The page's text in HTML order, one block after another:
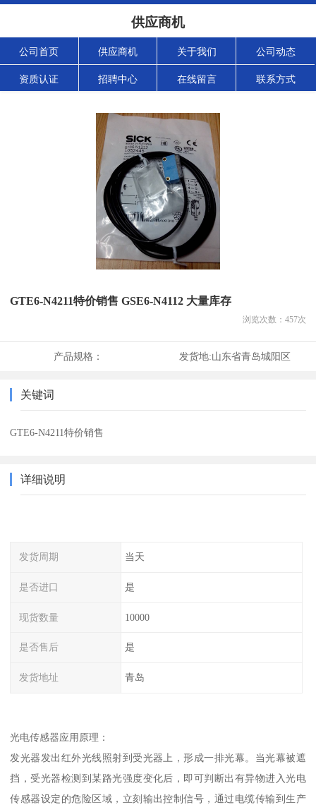
供应商机
公司首页 供应商机 关于我们 公司动态
资质认证 招聘中心 在线留言 联系方式
GTE6-N4211特价销售 GSE6-N4112 大量库存
浏览次数： 457次
产品规格： 发货地:山东省青岛城阳区
关键词
GTE6-N4211特价销售
详细说明
发货周期 当天
是否进口 是
现货数量 10000
是否售后 是
发货地址 青岛
光电传感器应用原理：
发光器发出红外光线照射到受光器上，形成一排光幕。当光幕被遮
挡，受光器检测到某路光强度变化后，即可判断出有异物进入光电
传感器设定的危险区域，立刻输出控制信号，通过电缆传输到生产